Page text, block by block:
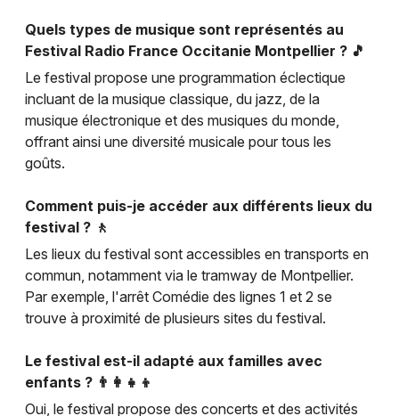
Quels types de musique sont représentés au
Festival Radio France Occitanie Montpellier ? 🎵
Le festival propose une programmation éclectique
incluant de la musique classique, du jazz, de la
musique électronique et des musiques du monde,
offrant ainsi une diversité musicale pour tous les
goûts.
Comment puis-je accéder aux différents lieux du
festival ? 🚶
Les lieux du festival sont accessibles en transports en
commun, notamment via le tramway de Montpellier.
Par exemple, l'arrêt Comédie des lignes 1 et 2 se
trouve à proximité de plusieurs sites du festival.
Le festival est-il adapté aux familles avec
enfants ? 👨‍👩‍👧‍👦
Oui, le festival propose des concerts et des activités